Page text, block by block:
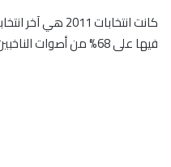
كانت انتخابات
فيها على 68% من أصوات الناخبين.